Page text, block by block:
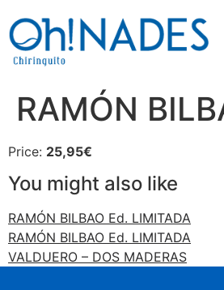
RAMÓN
Price: 25,95€
You might also like
RAMÓN BILBAO Ed. LIMITADA
RAMÓN BILBAO Ed. LIMITADA
VALDUERO – DOS MADERAS